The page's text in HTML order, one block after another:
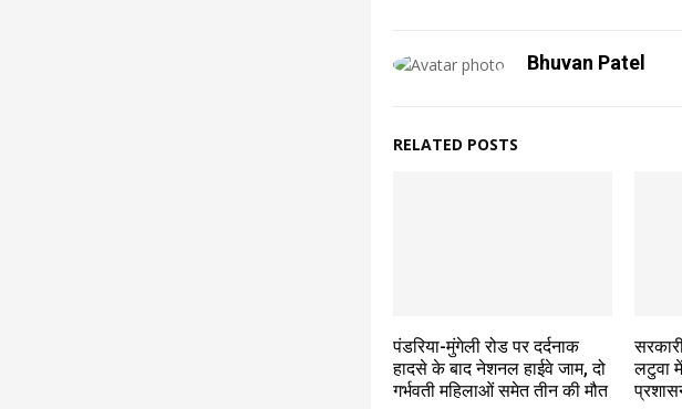
Bhuvan Patel
RELATED POSTS
पंडरिया-मुंगेली रोड पर दर्दनाक
हादसे के बाद नेशनल हाईवे जाम, दो
गर्भवती महिलाओं समेत तीन की मौत
लटुवा